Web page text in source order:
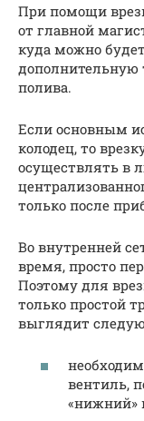
При помощи
от главной
куда можно
дополнительную
полива.
Если основным
колодец, то
осуществлять в
только после
Во внутренней
время, просто
Поэтому для
только простой
выглядит
вентиль,
«нижний»